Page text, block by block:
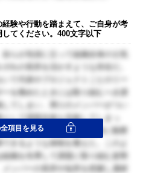
験や行動を踏まえて、ご自身が考
てください。400文字以下
らが先頭に立って組織全体の士気
れの長所を活かすような存在だ。
て代表やプロジェクトごとのリー
を務めたときには取り組むべき課
てしまい、周りのメンバーがつい
して課題自体も失敗してしまっ
めたときには組織を俯瞰的に観察
きるような体制を整えた。このよ
織を先導して課題に取り組む姿勢
ンバーの長所や短所を把握し適材
項目を見る